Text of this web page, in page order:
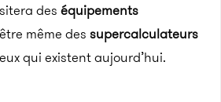
des équipements
même des supercalculateurs
qui existent aujourd’hui.